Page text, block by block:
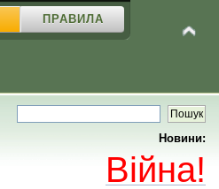
ПРАВИЛА
Новини:
Війна!